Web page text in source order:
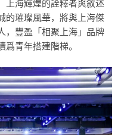
上海輝煌的詮釋者與敘述
的璀璨風華，將與上海傑
，豐盈「相聚上海」品牌
青年搭建階梯。